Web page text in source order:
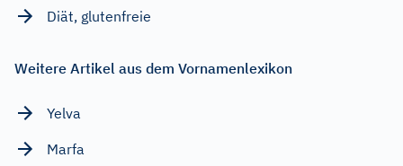
Diät, glutenfreie
Weitere Artikel aus dem Vornamenlexikon
Yelva
Marfa